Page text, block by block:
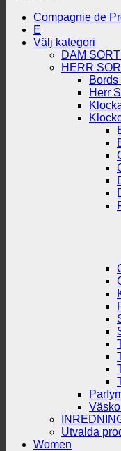
Compagnie de
E
Välj kategori
DAM
HERR
Herr
Utvalda
Women